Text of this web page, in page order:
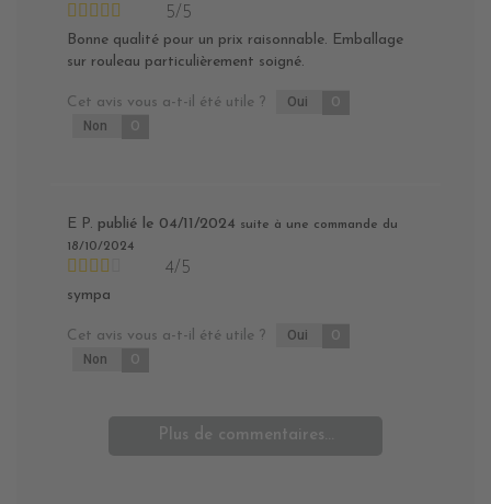
5/5
Bonne qualité pour un prix raisonnable. Emballage
sur rouleau particulièrement soigné.
Cet avis vous a-t-il été utile ? Oui 0
Non 0
E P. publié le 04/11/2024 suite à une commande du
18/10/2024
4/5
sympa
Cet avis vous a-t-il été utile ? Oui 0
Non 0
Plus de commentaires...